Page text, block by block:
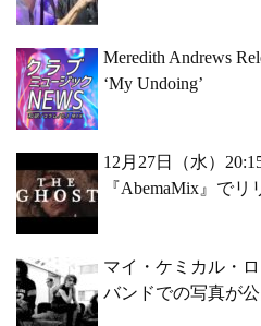
Meredith Andrews
‘My Undoing’
12月27日（水）
『AbemaMix』で
マイ・ケミカル・
バンドでの写真が公